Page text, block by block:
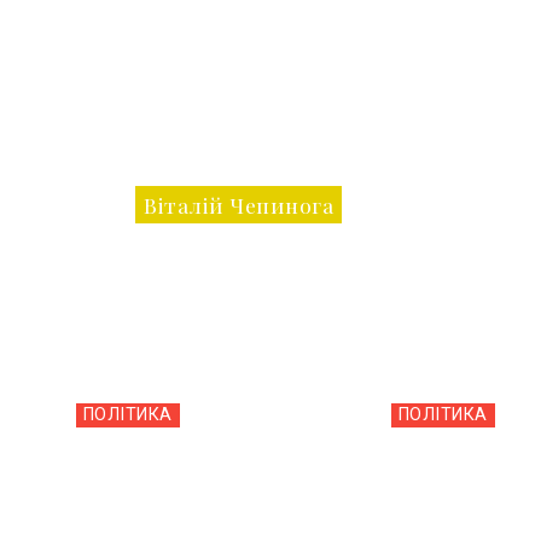
Віталій Чепинога
ПОЛІТИКА ПОЛІТИКА